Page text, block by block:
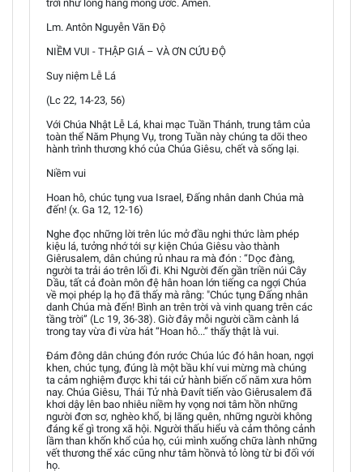
trời như lòng hằng mong ước. Amen.
Lm. Antôn Nguyễn Văn Độ
NIỀM VUI - THẬP GIÁ – VÀ ƠN CỨU ĐỘ
Suy niệm Lễ Lá
(Lc 22, 14-23, 56)
Với Chúa Nhật Lễ Lá, khai mạc Tuần Thánh, trung tâm của
toàn thể Năm Phụng Vụ, trong Tuần này chúng ta dõi theo
hành trình thương khó của Chúa Giêsu, chết và sống lại.
Niềm vui
Hoan hô, chúc tụng vua Israel, Ðấng nhân danh Chúa mà
đến! (x. Ga 12, 12-16)
Nghe đọc những lời trên lúc mở đầu nghi thức làm phép
kiệu lá, tưởng nhớ tới sự kiện Chúa Giêsu vào thành
Giêrusalem, dân chúng rủ nhau ra mà đón : “Dọc đàng,
người ta trải áo trên lối đi. Khi Người đến gần triền núi Cây
Dầu, tất cả đoàn môn đệ hân hoan lớn tiếng ca ngợi Chúa
về mọi phép lạ họ đã thấy mà rằng: "Chúc tụng Đấng nhân
danh Chúa mà đến! Bình an trên trời và vinh quang trên các
tầng trời” (Lc 19, 36-38). Giờ đây mỗi người cầm cành lá
trong tay vừa đi vừa hát “Hoan hô...” thấy thật là vui.
Đám đông dân chúng đón rước Chúa lúc đó hân hoan, ngợi
khen, chúc tụng, đúng là một bầu khí vui mừng mà chúng
ta cảm nghiệm được khi tái cử hành biến cố năm xưa hôm
nay. Chúa Giêsu, Thái Tử nhà Đavít tiến vào Giêrusalem đã
khơi dậy lên bao nhiêu niềm hy vọng nơi tâm hồn những
người đơn sơ, nghèo khổ, bị lãng quên, những người không
đáng kể gì trong xã hội. Người thấu hiểu và cảm thông cảnh
lầm than khốn khổ của họ, cúi mình xuống chữa lành những
vết thương thể xác cũng như tâm hồnvà tỏ lòng từ bi đối với
họ.